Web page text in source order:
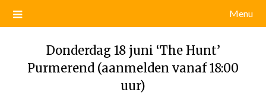
Menu
Donderdag 18 juni ‘The Hunt’
Purmerend (aanmelden vanaf 18:00
uur)